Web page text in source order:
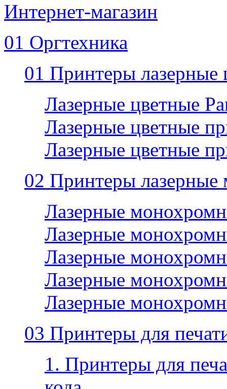
Интернет-магазин
01 Оргтехника
01 Принтеры лазерные
Лазерные цветные
Лазерные цветные
Лазерные цветные
02 Принтеры
Лазерные
Лазерные
Лазерные
Лазерные
Лазерные
03 Принтеры для
1. Принтеры для